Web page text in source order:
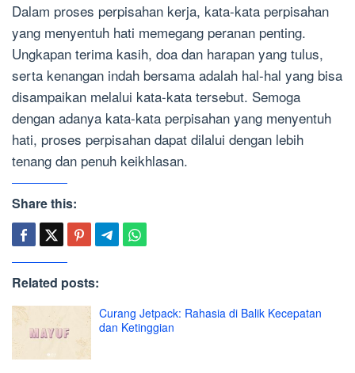
Dalam proses perpisahan kerja, kata-kata perpisahan
yang menyentuh hati memegang peranan penting.
Ungkapan terima kasih, doa dan harapan yang tulus,
serta kenangan indah bersama adalah hal-hal yang bisa
disampaikan melalui kata-kata tersebut. Semoga
dengan adanya kata-kata perpisahan yang menyentuh
hati, proses perpisahan dapat dilalui dengan lebih
tenang dan penuh keikhlasan.
Share this:
Related posts:
Curang Jetpack: Rahasia di Balik Kecepatan
dan Ketinggian